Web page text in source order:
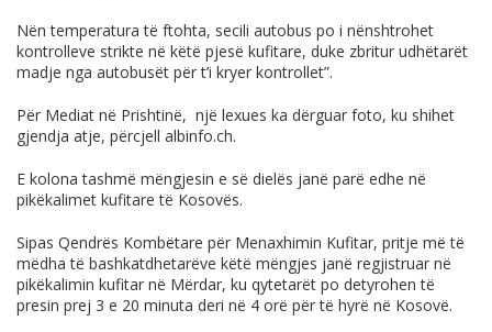
Nën temperatura të ftohta, secili autobus po i nënshtrohet
kontrolleve strikte në këtë pjesë kufitare, duke zbritur udhëtarët
madje nga autobusët për t’i kryer kontrollet”.
Për Mediat në Prishtinë, një lexues ka dërguar foto, ku shihet
gjendja atje, përcjell albinfo.ch.
E kolona tashmë mëngjesin e së dielës janë parë edhe në
pikëkalimet kufitare të Kosovës.
Sipas Qendrës Kombëtare për Menaxhimin Kufitar, pritje më të
mëdha të bashkatdhetarëve këtë mëngjes janë regjistruar në
pikëkalimin kufitar në Mërdar, ku qytetarët po detyrohen të
presin prej 3 e 20 minuta deri në 4 orë për të hyrë në Kosovë.